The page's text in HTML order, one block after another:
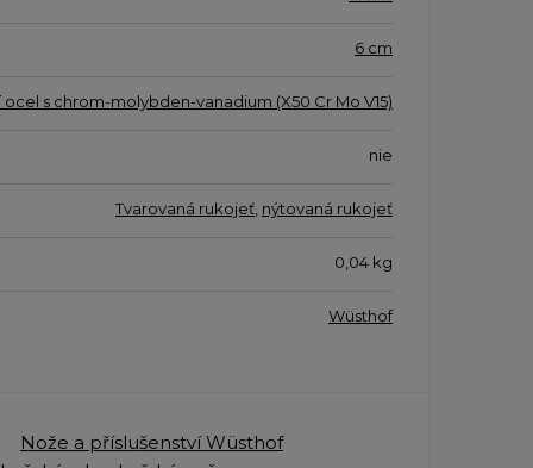
6 cm
s chrom-molybden-vanadium (X50 Cr Mo V15)
nie
Tvarovaná rukojeť, nýtovaná rukojeť
0,04 kg
Wüsthof
Nože a příslušenství Wüsthof